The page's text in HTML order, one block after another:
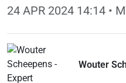
24 APR 2024 14:14 •
Wouter